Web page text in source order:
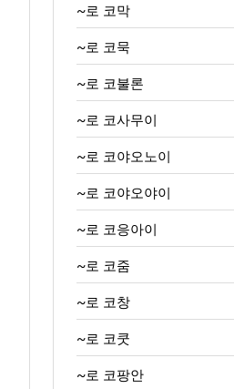
~로 코막
~로 코묵
~로 코불론
~로 코사무이
~로 코야오노이
~로 코야오야이
~로 코응아이
~로 코줌
~로 코창
~로 코쿳
~로 코팡안